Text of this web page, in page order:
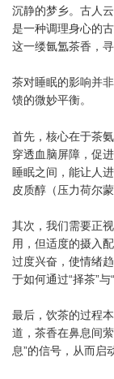
沉静的梦乡。古人
是一种调理身心的
这一缕氤氲茶香，
茶对睡眠的影响并
馈的微妙平衡。
首先，核心在于茶
穿透血脑屏障，促
睡眠之间，能让人
皮质醇（压力荷尔蒙
其次，我们需要正
用，但适度的摄入
过度兴奋，使情绪
于如何通过“择茶”与
最后，饮茶的过程
道，茶香在鼻息间
息”的信号，从而启